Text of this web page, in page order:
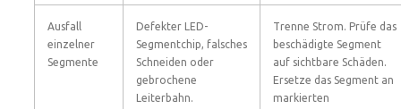
Ausfall
einzelner
Segmente
Defekter LED-
Segmentchip, falsches
Schneiden oder
gebrochene
Leiterbahn.
Trenne Strom. Prüfe das
beschädigte Segment
auf sichtbare Schäden.
Ersetze das Segment an
markierten